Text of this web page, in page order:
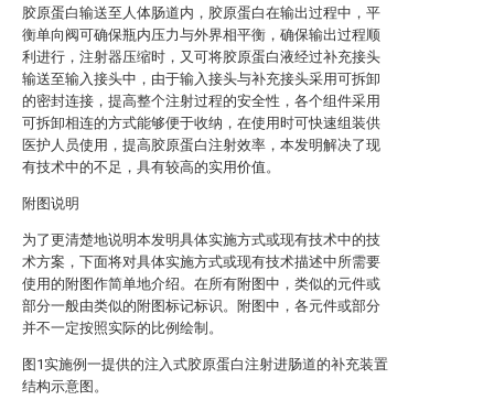
胶原蛋白输送至人体肠道内，胶原蛋白在输出过程中，平
衡单向阀可确保瓶内压力与外界相平衡，确保输出过程顺
利进行，注射器压缩时，又可将胶原蛋白液经过补充接头
输送至输入接头中，由于输入接头与补充接头采用可拆卸
的密封连接，提高整个注射过程的安全性，各个组件采用
可拆卸相连的方式能够便于收纳，在使用时可快速组装供
医护人员使用，提高胶原蛋白注射效率，本发明解决了现
有技术中的不足，具有较高的实用价值。
附图说明
为了更清楚地说明本发明具体实施方式或现有技术中的技
术方案，下面将对具体实施方式或现有技术描述中所需要
使用的附图作简单地介绍。在所有附图中，类似的元件或
部分一般由类似的附图标记标识。附图中，各元件或部分
并不一定按照实际的比例绘制。
图1实施例一提供的注入式胶原蛋白注射进肠道的补充装置
结构示意图。